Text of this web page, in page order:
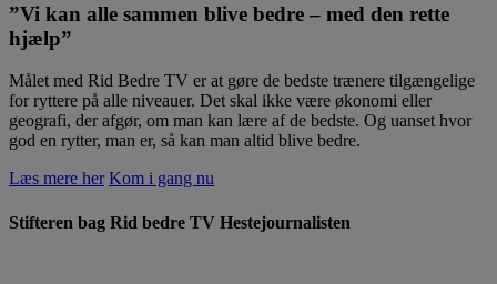
”Vi kan alle sammen blive bedre – med den rette
hjælp”
Målet med Rid Bedre TV er at gøre de bedste trænere tilgængelige
for ryttere på alle niveauer. Det skal ikke være økonomi eller
geografi, der afgør, om man kan lære af de bedste. Og uanset hvor
god en rytter, man er, så kan man altid blive bedre.
Læs mere her Kom i gang nu
Stifteren bag Rid bedre TV Hestejournalisten